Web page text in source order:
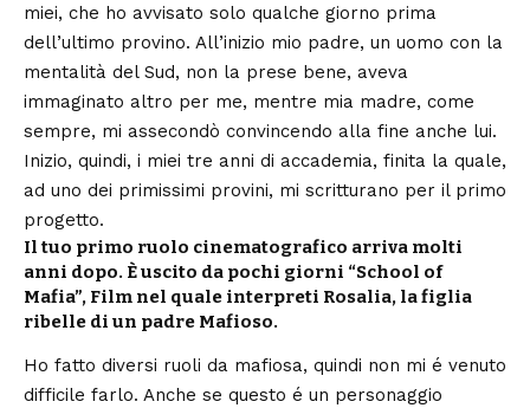
miei, che ho avvisato solo qualche giorno prima
dell’ultimo provino. All’inizio mio padre, un uomo con la
mentalità del Sud, non la prese bene, aveva
immaginato altro per me, mentre mia madre, come
sempre, mi assecondò convincendo alla fine anche lui.
Inizio, quindi, i miei tre anni di accademia, finita la quale,
ad uno dei primissimi provini, mi scritturano per il primo
progetto.
Il tuo primo ruolo cinematografico arriva molti
anni dopo. È uscito da pochi giorni “School of
Mafia”, Film nel quale interpreti Rosalia, la figlia
ribelle di un padre Mafioso.
Ho fatto diversi ruoli da mafiosa, quindi non mi é venuto
difficile farlo. Anche se questo é un personaggio